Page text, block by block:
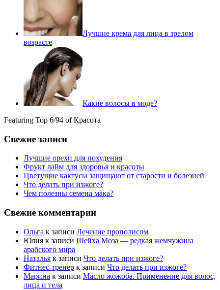
Лучшие крема для лица в зрелом
возрасте
Какие волосы в моде?
Featuring Top 6/94 of Красота
Свежие записи
Лучшие орехи для похудения
Фрукт лайм для здоровья и красоты
Цветущие кактусы защищают от старости и болезней
Что делать при изжоге?
Чем полезны семена мака?
Свежие комментарии
Ольга к записи Лечение прополисом
Юлия к записи Шейха Моза — редкая жемчужина
арабского мира
Наталья к записи Что делать при изжоге?
Фитнес-тренер к записи Что делать при изжоге?
Марина к записи Масло жожоба. Применение для волос,
лица и тела